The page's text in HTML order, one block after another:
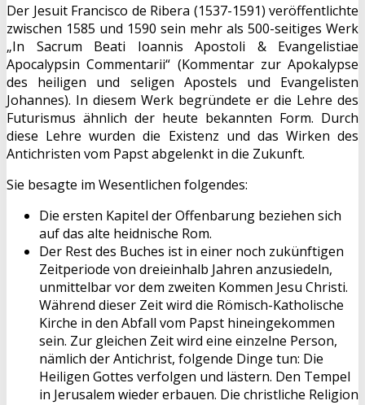
Der Jesuit Francisco de Ribera (1537-1591) veröffentlichte
zwischen 1585 und 1590 sein mehr als 500-seitiges Werk
„In Sacrum Beati Ioannis Apostoli & Evangelistiae
Apocalypsin Commentarii“ (Kommentar zur Apokalypse
des heiligen und seligen Apostels und Evangelisten
Johannes). In diesem Werk begründete er die Lehre des
Futurismus ähnlich der heute bekannten Form. Durch
diese Lehre wurden die Existenz und das Wirken des
Antichristen vom Papst abgelenkt in die Zukunft.
Sie besagte im Wesentlichen folgendes:
Die ersten Kapitel der Offenbarung beziehen sich
auf das alte heidnische Rom.
Der Rest des Buches ist in einer noch zukünftigen
Zeitperiode von dreieinhalb Jahren anzusiedeln,
unmittelbar vor dem zweiten Kommen Jesu Christi.
Während dieser Zeit wird die Römisch-Katholische
Kirche in den Abfall vom Papst hineingekommen
sein. Zur gleichen Zeit wird eine einzelne Person,
nämlich der Antichrist, folgende Dinge tun: Die
Heiligen Gottes verfolgen und lästern. Den Tempel
in Jerusalem wieder erbauen. Die christliche Religion